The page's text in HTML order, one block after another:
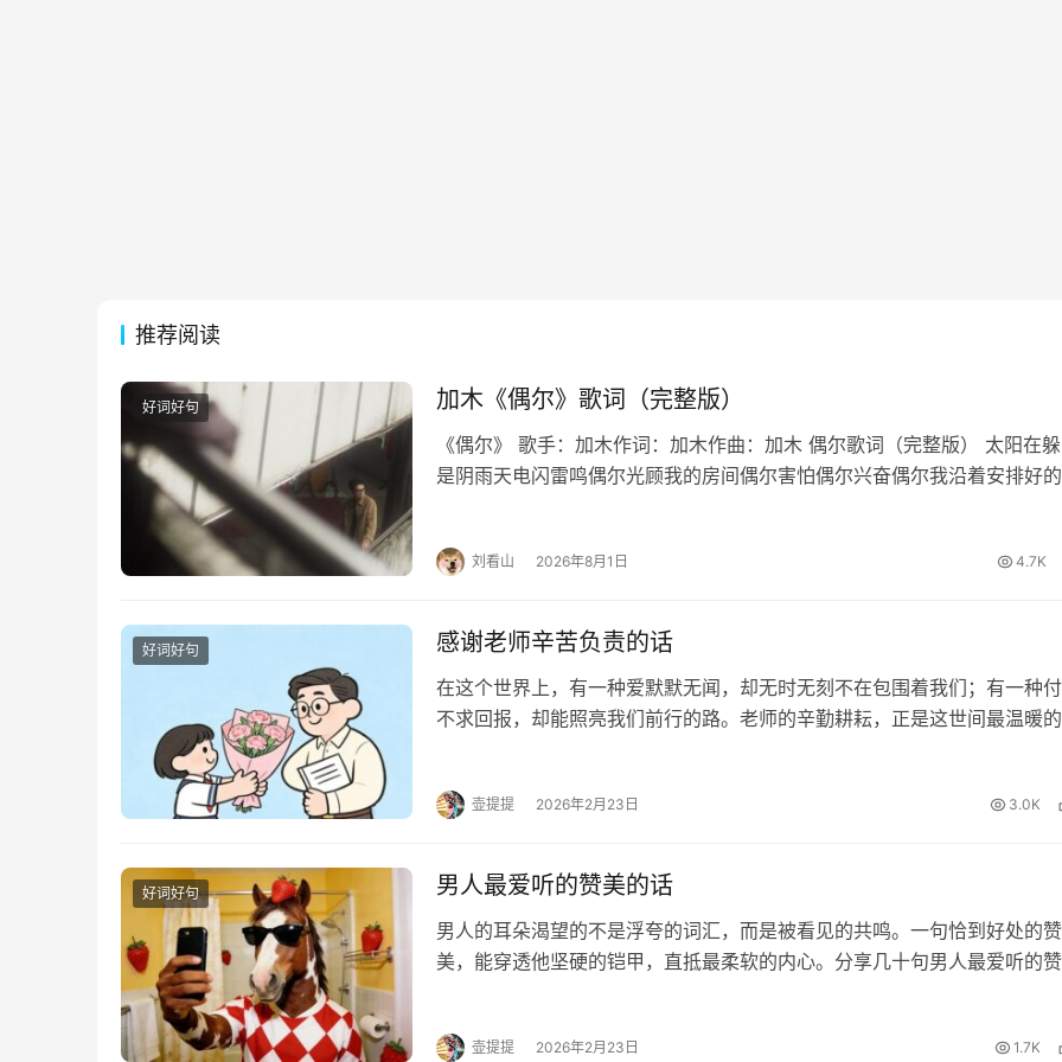
推荐阅读
好词好句 加木《偶尔》歌词（完整版）
《偶尔》 歌手：加木作词：加木作曲：加木 偶尔歌词（完整版） 太阳在
是阴雨天电闪雷鸣偶尔光顾我的房间偶尔害怕偶尔兴奋偶尔我沿着安排好的
刘看山 2026年8月1日 4.7K
好词好句 感谢老师辛苦负责的话
在这个世界上，有一种爱默默无闻，却无时无刻不在包围着我们；有一种
不求回报，却能照亮我们前行的路。老师的辛勤耕耘，正是这世间最温暖的
壶提提 2026年2月23日 3.0K
好词好句 男人最爱听的赞美的话
男人的耳朵渴望的不是浮夸的词汇，而是被看见的共鸣。一句恰到好处的赞
美，能穿透他坚硬的铠甲，直抵最柔软的内心。分享几十句男人最爱听的赞
壶提提 2026年2月23日 1.7K